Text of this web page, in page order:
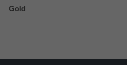
Gold